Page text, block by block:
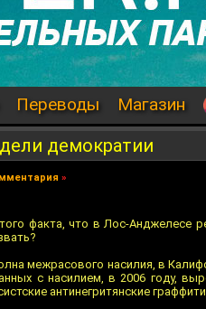
Переводы Магазин
демократии
»
факта, что в Лос-Анджелесе
межрасового насилия, в
с насилием, в 2006 году,
антинегритянские